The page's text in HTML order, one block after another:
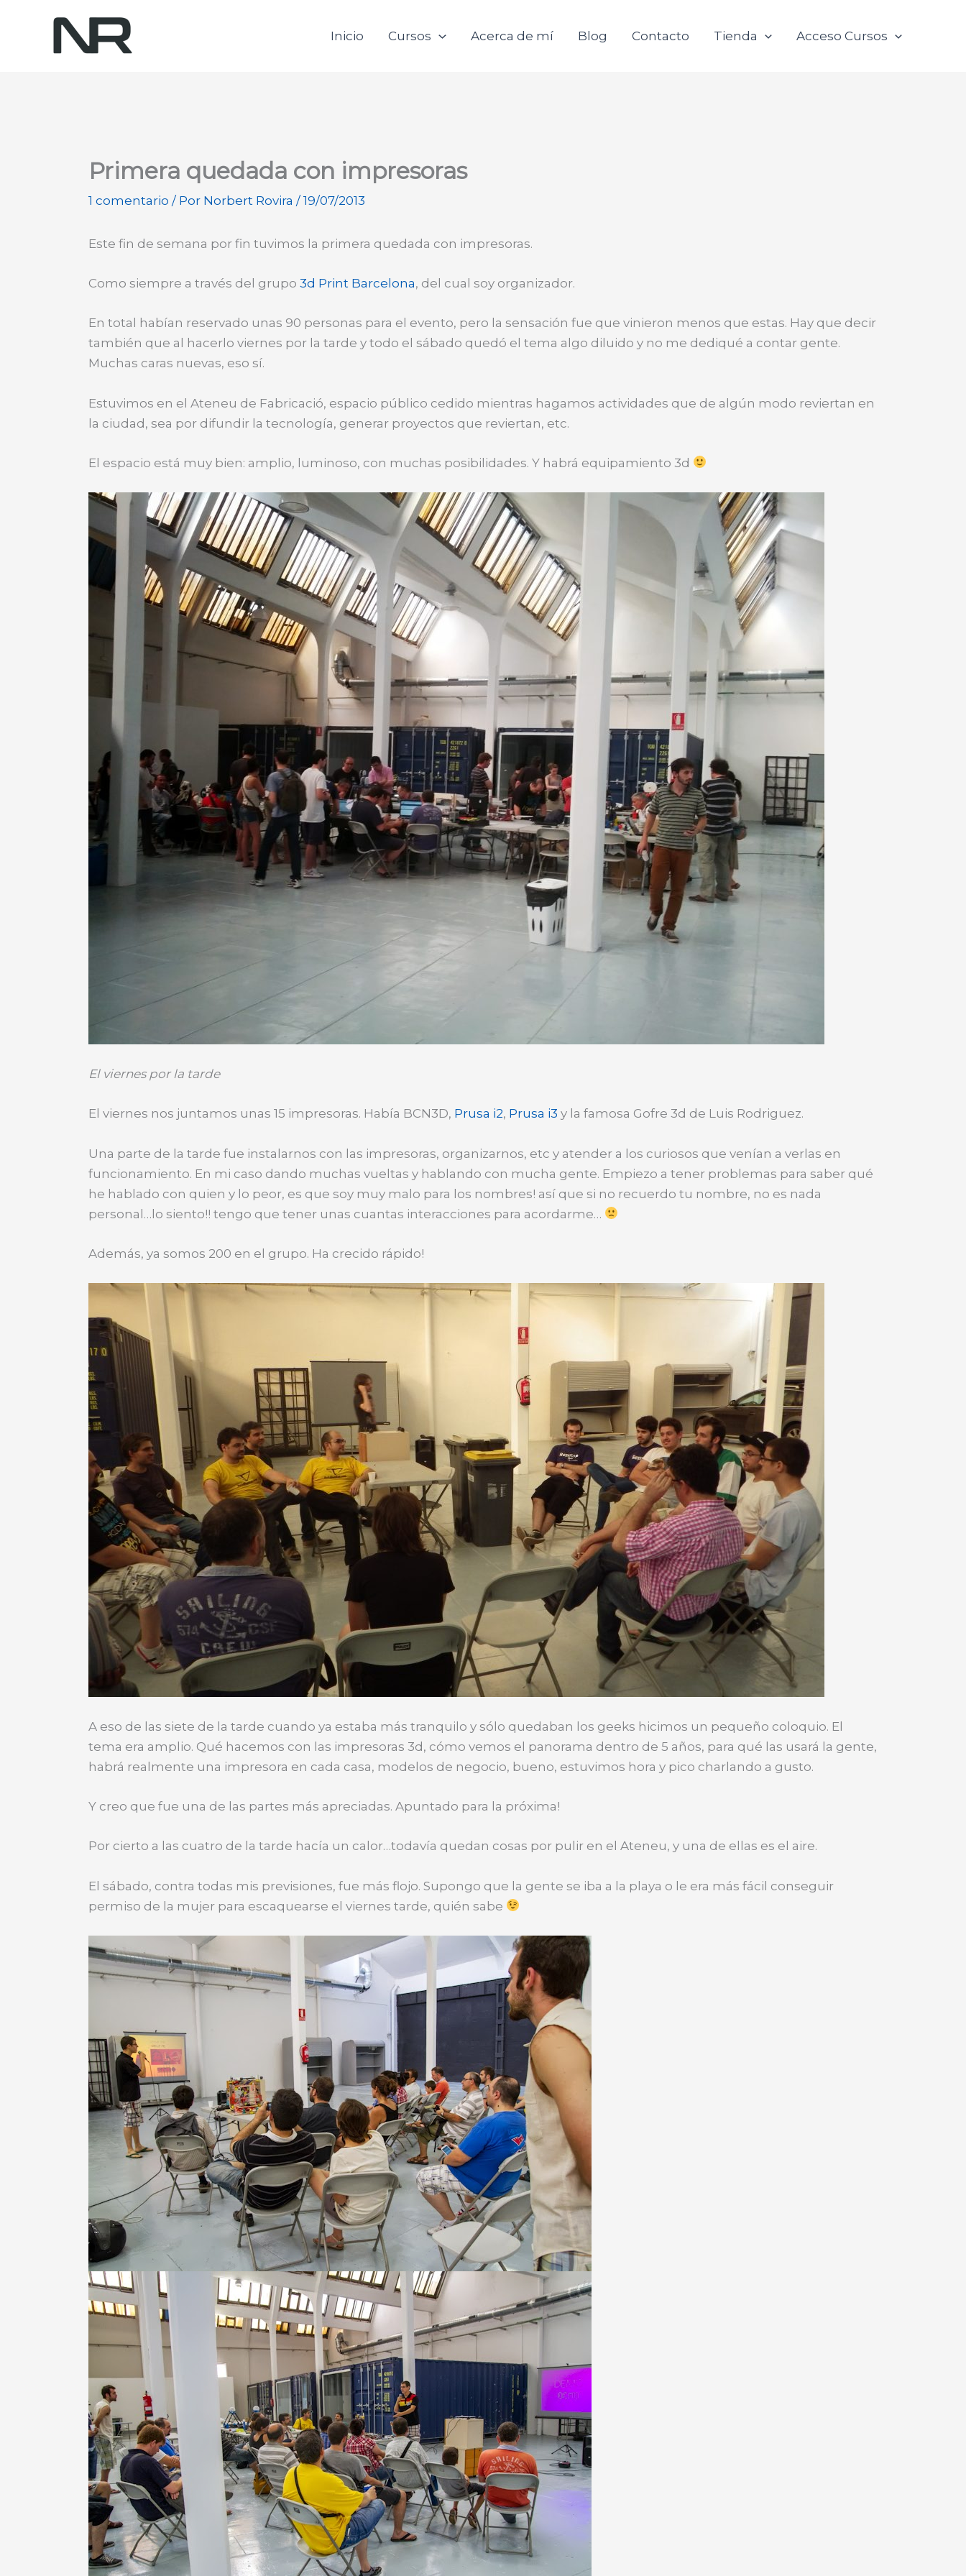
contenido
Inicio Cursos Acerca de mí Blog Contacto Tienda Acceso Cursos
Primera quedada con impresoras
1 comentario / Por Norbert Rovira / 19/07/2013
Este fin de semana por fin tuvimos la primera quedada con impresoras.
Como siempre a través del grupo 3d Print Barcelona, del cual soy organizador.
En total habían reservado unas 90 personas para el evento, pero la sensación fue que vinieron menos que estas. Hay que decir
también que al hacerlo viernes por la tarde y todo el sábado quedó el tema algo diluido y no me dediqué a contar gente.
Muchas caras nuevas, eso sí.
Estuvimos en el Ateneu de Fabricació, espacio público cedido mientras hagamos actividades que de algún modo reviertan en
la ciudad, sea por difundir la tecnología, generar proyectos que reviertan, etc.
El espacio está muy bien: amplio, luminoso, con muchas posibilidades. Y habrá equipamiento 3d
El viernes por la tarde
El viernes nos juntamos unas 15 impresoras. Había BCN3D, Prusa i2, Prusa i3 y la famosa Gofre 3d de Luis Rodriguez.
Una parte de la tarde fue instalarnos con las impresoras, organizarnos, etc y atender a los curiosos que venían a verlas en
funcionamiento. En mi caso dando muchas vueltas y hablando con mucha gente. Empiezo a tener problemas para saber qué
he hablado con quien y lo peor, es que soy muy malo para los nombres! así que si no recuerdo tu nombre, no es nada
personal…lo siento!! tengo que tener unas cuantas interacciones para acordarme…
Además, ya somos 200 en el grupo. Ha crecido rápido!
A eso de las siete de la tarde cuando ya estaba más tranquilo y sólo quedaban los geeks hicimos un pequeño coloquio. El
tema era amplio. Qué hacemos con las impresoras 3d, cómo vemos el panorama dentro de 5 años, para qué las usará la gente,
habrá realmente una impresora en cada casa, modelos de negocio, bueno, estuvimos hora y pico charlando a gusto.
Y creo que fue una de las partes más apreciadas. Apuntado para la próxima!
Por cierto a las cuatro de la tarde hacía un calor…todavía quedan cosas por pulir en el Ateneu, y una de ellas es el aire.
El sábado, contra todas mis previsiones, fue más flojo. Supongo que la gente se iba a la playa o le era más fácil conseguir
permiso de la mujer para escaquearse el viernes tarde, quién sabe